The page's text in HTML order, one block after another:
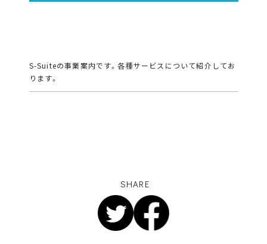
S-Suiteの事業案内です。各種サービスについて紹介してお
ります。
SHARE